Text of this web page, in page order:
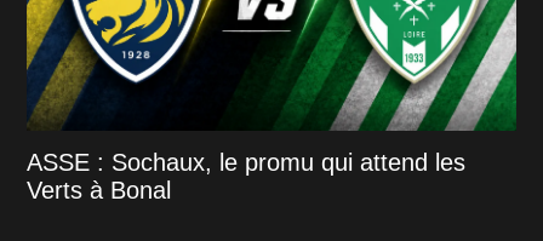
ASSE : Sochaux, le promu qui attend les
Verts à Bonal